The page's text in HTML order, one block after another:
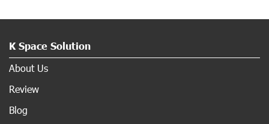
K Space Solution
About Us
Review
Blog